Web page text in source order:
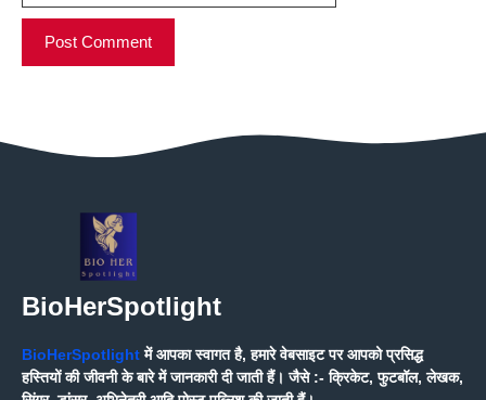
BioHerSpotlight
BioHerSpotlightमें आपका स्वागत है, हमारे वेबसाइट पर आपको प्रसिद्ध
हस्तियों की जीवनी के बारे में जानकारी दी जाती हैं। जैसे :- क्रिकेट, फुटबॉल, लेखक,